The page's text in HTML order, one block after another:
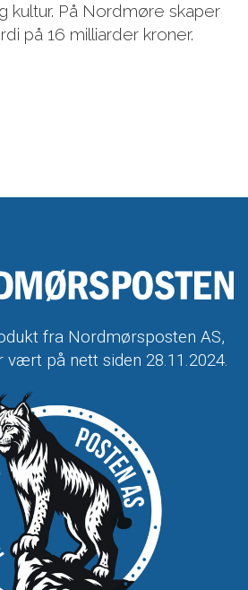
kultur. På Nordmøre skaper
på 16 milliarder kroner.
fra Nordmørsposten AS,
vært på nett siden 28.11.2024.